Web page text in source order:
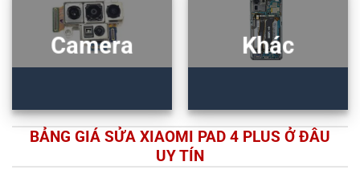
Camera Khác
BẢNG GIÁ SỬA XIAOMI PAD 4 PLUS Ở ĐÂU
UY TÍN